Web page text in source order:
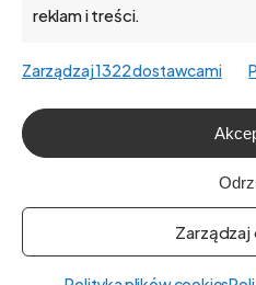
reklam i treści.
Zarządzaj 1322 dostawcami
Zarządzaj
Polityka plików
English